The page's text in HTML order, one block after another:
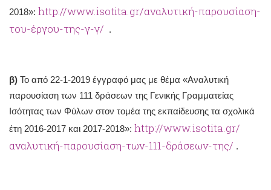
2018»: http://www.isotita.gr/αναλυτική-παρουσίαση-
του-έργου-της-γ-γ/ .
β) Το από 22-1-2019 έγγραφό μας με θέμα «Αναλυτική
παρουσίαση των 111 δράσεων της Γενικής Γραμματείας
Ισότητας των Φύλων στον τομέα της εκπαίδευσης τα σχολικά
έτη 2016-2017 και 2017-2018»: http://www.isotita.gr/
αναλυτική-παρουσίαση-των-111-δράσεων-της/ .